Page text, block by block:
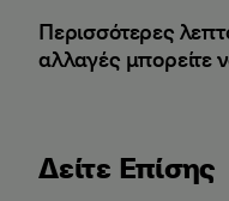
Περισσότερες
αλλαγές μπορείτε
Δείτε Επίσης